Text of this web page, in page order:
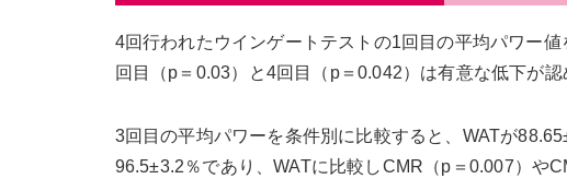
4回行われたウインゲートテストの1回目の平均パワー
回目（p＝0.03）と4回目（p＝0.042）は有意な低下が認
3回目の平均パワーを条件別に比較すると、WATが
96.5±3.2％であり、WATに比較しCMR（p＝0.007）や